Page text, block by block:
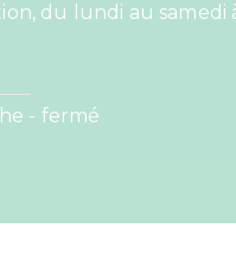
du lundi au samedi
- fermé